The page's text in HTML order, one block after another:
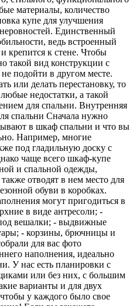
материалы, количество
купе для улучшения
Единственный
ведь встроенный
крепится к стене. Чтобы
такой вид конструкции с
подойти в другом месте.
или делать перестановку, то
недостатки, а такой
для спальни. Внутренняя
спальни Сначала нужно
в шкаф спальни и что вы
Например, многие
под гладильную доску с
чаще всего шкаф-купе
и спальной одежды,
отводят в нем место для
обуви в коробках.
могут пригодиться в
в виде антресоли; -
вешалки; - выдвижные
- корзины, брючницы и
для вас фото
наполнения, идеально
У нас есть планировки с
или без них, с большим
варианты и для двух
у каждого было свое